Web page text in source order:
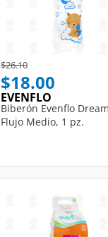
Price reduced from
$26.10to
$18.00
EVENFLO
Biberón Evenflo
Flujo Medio, 1 pz.